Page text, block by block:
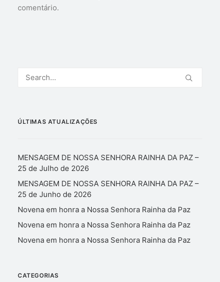
comentário.
ÚLTIMAS ATUALIZAÇÕES
MENSAGEM DE NOSSA SENHORA RAINHA DA PAZ –
25 de Julho de 2026
MENSAGEM DE NOSSA SENHORA RAINHA DA PAZ –
25 de Junho de 2026
Novena em honra a Nossa Senhora Rainha da Paz
Novena em honra a Nossa Senhora Rainha da Paz
Novena em honra a Nossa Senhora Rainha da Paz
CATEGORIAS